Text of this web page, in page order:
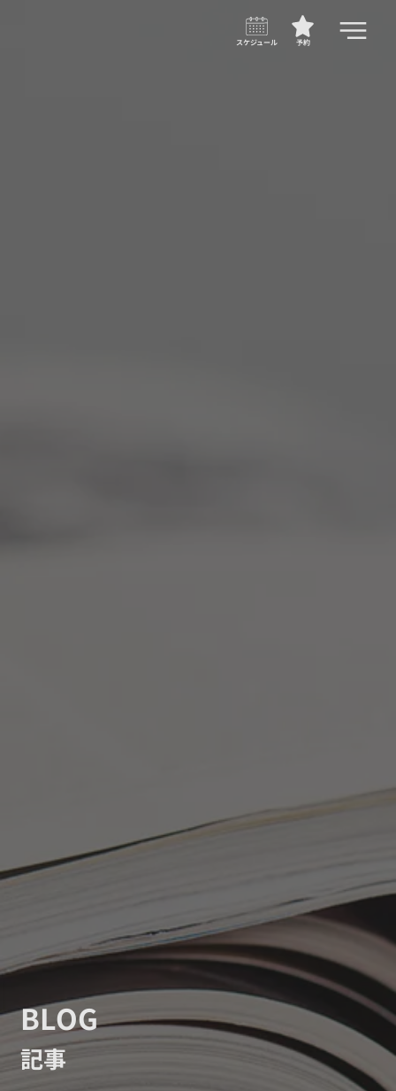
予約
スケジュール
BLOG
記事